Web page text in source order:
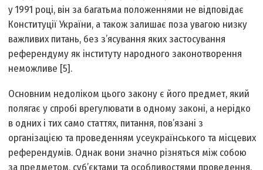
у 1991 році, він за багатьма положеннями не відповідає
Конституції України, а також залишає поза увагою низку
важливих питань, без з’ясування яких застосування
референдуму як інституту народного законотворення
неможливе [5].
Основним недоліком цього закону є його предмет, який
полягає у спробі врегулювати в одному законі, а нерідко
в одних і тих само статтях, питання, пов’язані з
організацією та проведенням усеукраїнського та місцевих
референдумів. Однак вони значно різняться між собою
за предметом, суб’єктами та особливостями проведення.